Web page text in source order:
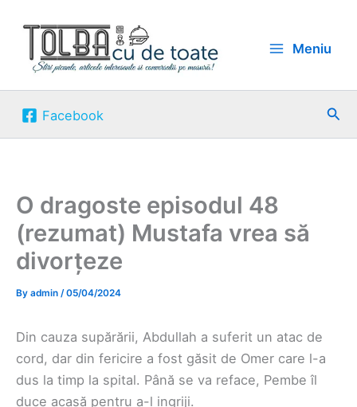
content
Meniu
Facebook
O dragoste episodul 48
(rezumat) Mustafa vrea să
divorțeze
By admin /05/04/2024
Din cauza supărării, Abdullah a suferit un atac de
cord, dar din fericire a fost găsit de Omer care l-a
dus la timp la spital. Până se va reface, Pembe îl
duce acasă pentru a-l ingriji.